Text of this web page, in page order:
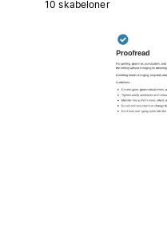
10 skabeloner